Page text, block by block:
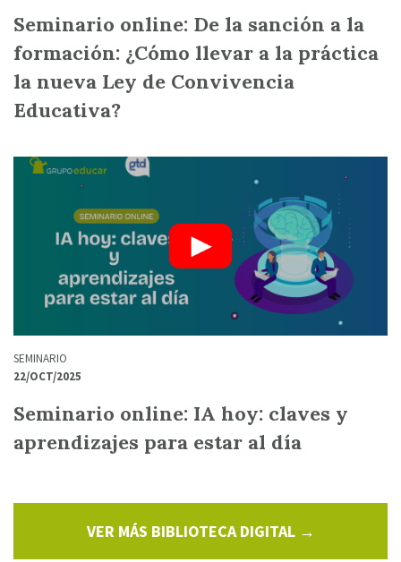
Seminario online: De la sanción a la
formación: ¿Cómo llevar a la práctica
la nueva Ley de Convivencia
Educativa?
SEMINARIO
22/OCT/2025
Seminario online: IA hoy: claves y
aprendizajes para estar al día
VER MÁS BIBLIOTECA DIGITAL →